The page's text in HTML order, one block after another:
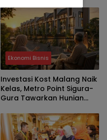
Ekonomi Bisnis
Investasi Kost Malang Naik
Kelas, Metro Point Sigura-
Gura Tawarkan Hunian
Panjang